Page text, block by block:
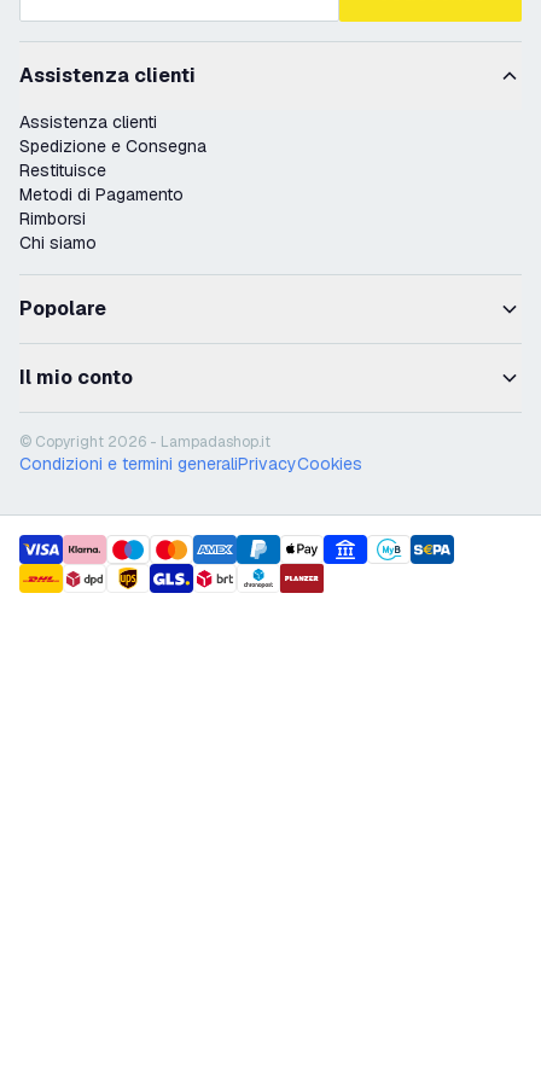
Assistenza clienti
Assistenza clienti
Spedizione e Consegna
Restituisce
Metodi di Pagamento
Rimborsi
Chi siamo
Popolare
Il mio conto
© Copyright 2026 - Lampadashop.it
Condizioni e termini generaliPrivacyCookies
payment methods
shipment methods